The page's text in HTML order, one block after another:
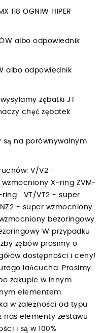
118 OGNIW HIPER
albo odpowiednik
albo odpowiednik
zębatki JT
chęć zębatek
są na porównywalnym
V/V2 -
X-ring ZVM-
ring VT/VT2 - super
- super wzmocniony
bezoringowy
W przypadku
zębów prosimy o
dostępności i ceny!
łańcucha. Prosimy
zakupie w innym
elementem
w zależności od typu
nas elementy zestawu
i są w 100%